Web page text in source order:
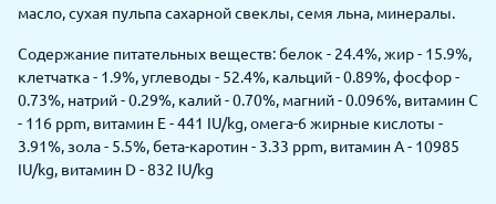
масло, сухая пульпа сахарной свеклы, семя льна, минералы.
Содержание питательных веществ: белок - 24.4%, жир - 15.9%,
клетчатка - 1.9%, углеводы - 52.4%, кальций - 0.89%, фосфор -
0.73%, натрий - 0.29%, калий - 0.70%, магний - 0.096%, витамин С
- 116 ppm, витамин Е - 441 IU/kg, омега-6 жирные кислоты -
3.91%, зола - 5.5%, бета-каротин - 3.33 ppm, витамин А - 10985
IU/kg, витамин D - 832 IU/kg